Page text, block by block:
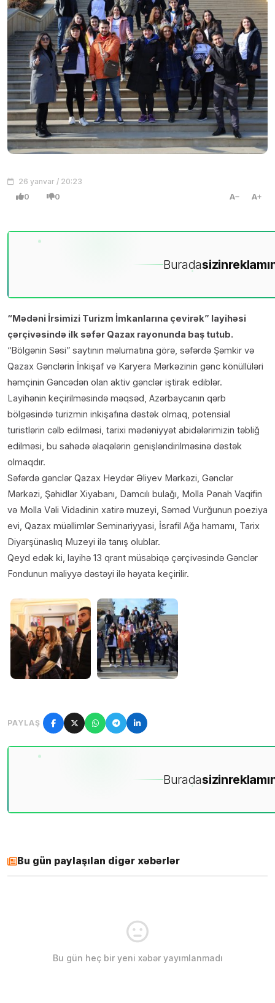
26 yanvar / 20:23
0 0 A A
Buradasizin
“Mədəni İrsimizi Turizm İmkanlarına çevirək” layihəsi
çərçivəsində ilk səfər Qazax rayonunda baş tutub.
“Bölgənin Səsi” saytının məlumatına görə, səfərdə Şəmkir və
Qazax Gənclərin İnkişaf və Karyera Mərkəzinin gənc könüllüləri
həmçinin Gəncədən olan aktiv gənclər iştirak ediblər.
Layihənin keçirilməsində məqsəd, Azərbaycanın qərb
bölgəsində turizmin inkişafına dəstək olmaq, potensial
turistlərin cəlb edilməsi, tarixi mədəniyyət abidələrimizin təbliğ
edilməsi, bu sahədə əlaqələrin genişləndirilməsinə dəstək
olmaqdır.
Səfərdə gənclər Qazax Heydər Əliyev Mərkəzi, Gənclər
Mərkəzi, Şəhidlər Xiyabanı, Damcılı bulağı, Molla Pənah Vaqifin
və Molla Vəli Vidadinin xatirə muzeyi, Səməd Vurğunun poeziya
evi, Qazax müəllimlər Seminariyyasi, İsrafil Ağa hamamı, Tarix
Diyarşünaslıq Muzeyi ilə tanış olublar.
Qeyd edək ki, layihə 13 qrant müsabiqə çərçivəsində Gənclər
Fondunun maliyyə dəstəyi ilə həyata keçirilir.
PAYLAŞ
Buradasizin
Bu gün paylaşılan digər xəbərlər
Bu gün heç bir yeni xəbər yayımlanmadı